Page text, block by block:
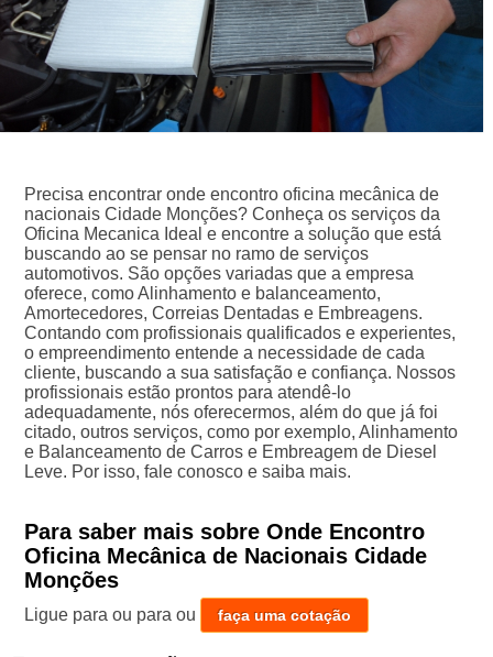
Precisa encontrar onde encontro oficina mecânica de
nacionais Cidade Monções? Conheça os serviços da
Oficina Mecanica Ideal e encontre a solução que está
buscando ao se pensar no ramo de serviços
automotivos. São opções variadas que a empresa
oferece, como Alinhamento e balanceamento,
Amortecedores, Correias Dentadas e Embreagens.
Contando com profissionais qualificados e experientes,
o empreendimento entende a necessidade de cada
cliente, buscando a sua satisfação e confiança. Nossos
profissionais estão prontos para atendê-lo
adequadamente, nós oferecermos, além do que já foi
citado, outros serviços, como por exemplo, Alinhamento
e Balanceamento de Carros e Embreagem de Diesel
Leve. Por isso, fale conosco e saiba mais.
Para saber mais sobre Onde Encontro
Oficina Mecânica de Nacionais Cidade
Monções
Ligue para ou para ou faça uma cotação